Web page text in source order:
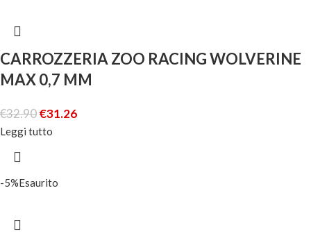
CARROZZERIA ZOO RACING WOLVERINE
MAX 0,7 MM
€32.90€31.26
Leggi tutto
-5%Esaurito